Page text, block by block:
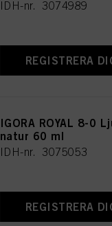
IDH-nr. 3074989
REGISTRERA
IGORA ROYAL 8-0
natur 60 ml
IDH-nr. 3075053
REGISTRERA